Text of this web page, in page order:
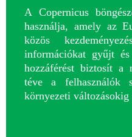
A Copernicus
használja, amely az
közös
információkat gyűjt
hozzáférést biztosít a
téve a felhasználók
környezeti változásokig